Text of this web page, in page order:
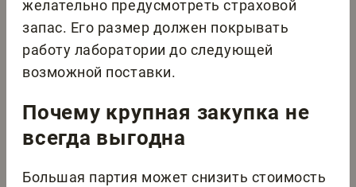
желательно предусмотреть страховой
запас. Его размер должен покрывать
работу лаборатории до следующей
возможной поставки.
Почему крупная закупка не
всегда выгодна
Большая партия может снизить стоимость